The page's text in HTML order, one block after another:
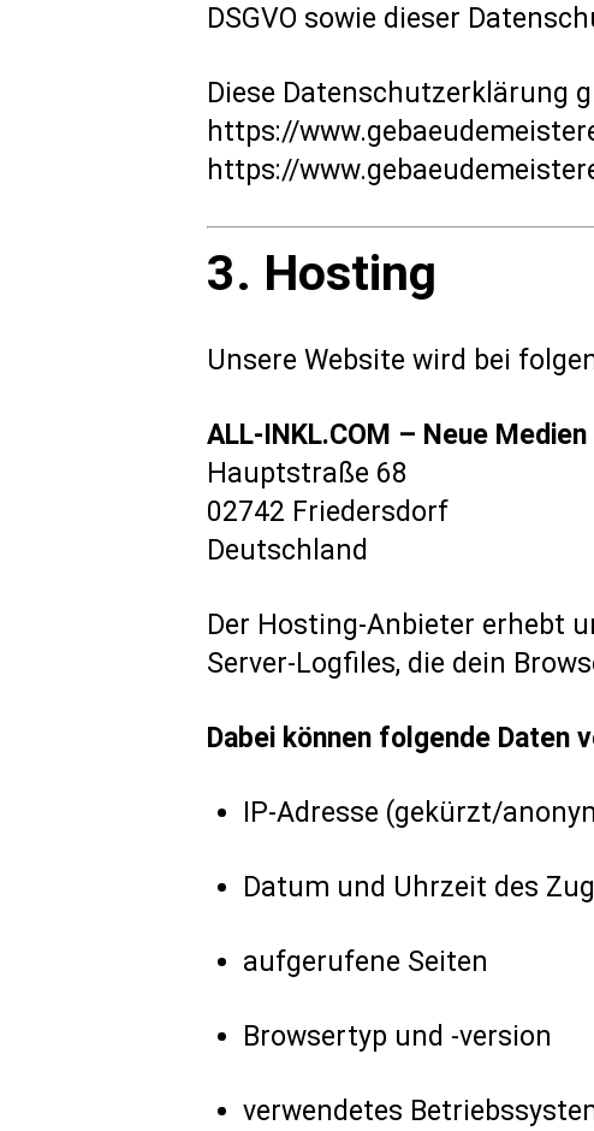
DSGVO sowie dieser
Diese Datenschutzerklärung
https://
https://
3. Hosting
Unsere Website wird bei
ALL-INKL.COM – Neue
Hauptstraße 68
02742 Friedersdorf
Deutschland
Der Hosting-Anbieter erhebt
Server-Logfiles, die dein
Dabei können folgende Daten
IP-Adresse (gekürzt/
Datum und Uhrzeit des
aufgerufene Seiten
Browsertyp und -version
verwendetes